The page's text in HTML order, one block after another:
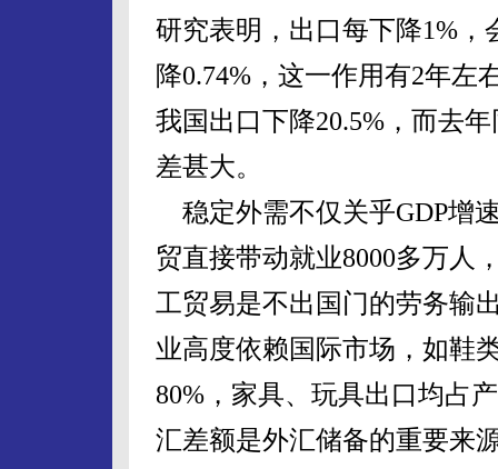
研究表明，出口每下降1%，
降0.74%，这一作用有2年左
我国出口下降20.5%，而去
差甚大。
稳定外需不仅关乎GDP增
贸直接带动就业8000多万人
工贸易是不出国门的劳务输
业高度依赖国际市场，如鞋
80%，家具、玩具出口均占
汇差额是外汇储备的重要来